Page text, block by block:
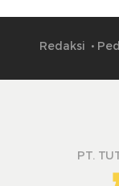
Redaksi
PT.